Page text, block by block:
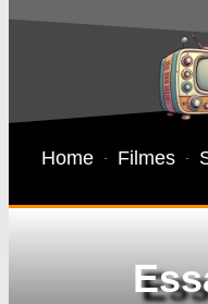
Home Filmes